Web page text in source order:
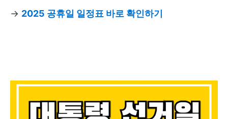
→ 2025 공휴일 일정표 바로 확인하기